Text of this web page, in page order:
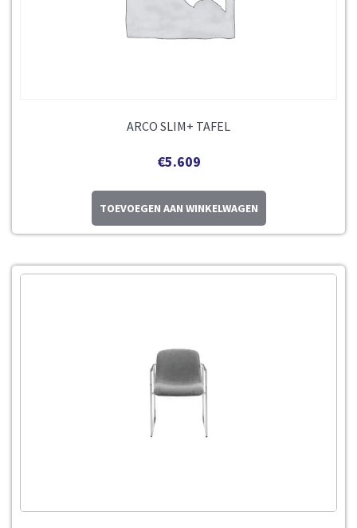
ARCO SLIM+ TAFEL
€5.609
TOEVOEGEN AAN WINKELWAGEN